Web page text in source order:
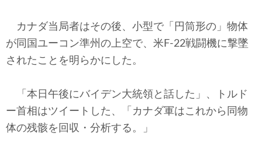
東京発
カナダ当局者はその後、小型で「円筒形の」物体
が同国ユーコン準州の上空で、米F-22戦闘機に撃墜
されたことを明らかにした。
「本日午後にバイデン大統領と話した」、トルド
ー首相はツイートした、「カナダ軍はこれから同物
体の残骸を回収・分析する。」